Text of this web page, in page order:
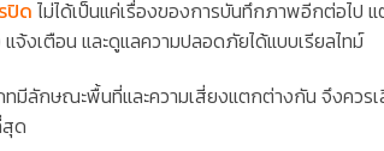
ปิด ไม่ได้เป็นแค่เรื่องของการบันทึกภาพอีกต่อไป
แจ้งเตือน และดูแลความปลอดภัยได้แบบเรียลไทม์
ทมีลักษณะพื้นที่และความเสี่ยงแตกต่างกัน จึงควรเ
ด